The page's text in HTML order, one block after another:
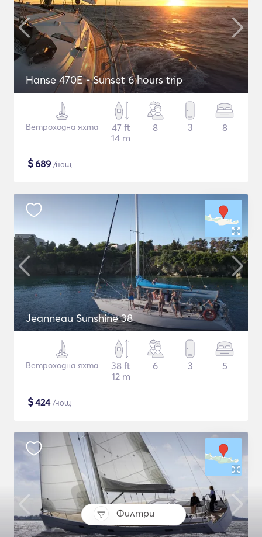
Филтри
Hanse 470E - Sunset 6 hours trip
Ветроходна яхта
47 ft
14 m
8 3 8
$689 /нощ
Jeanneau Sunshine 38
Ветроходна яхта
38 ft
12 m
6 3 5
$424/нощ